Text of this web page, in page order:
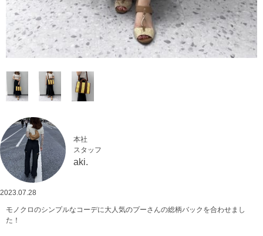
本社
スタッフ
aki.
2023.07.28
モノクロのシンプルなコーデに大人気のプーさんの総柄バックを合わせまし
た！